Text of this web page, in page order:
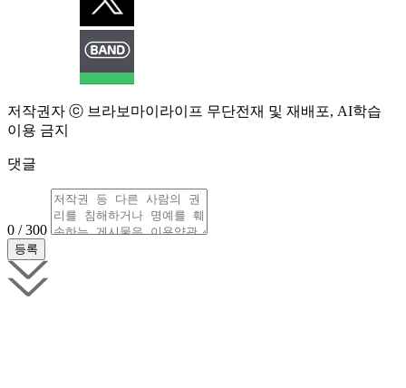
저작권자 ⓒ 브라보마이라이프 무단전재 및 재배포, AI학습
이용 금지
댓글
0 / 300